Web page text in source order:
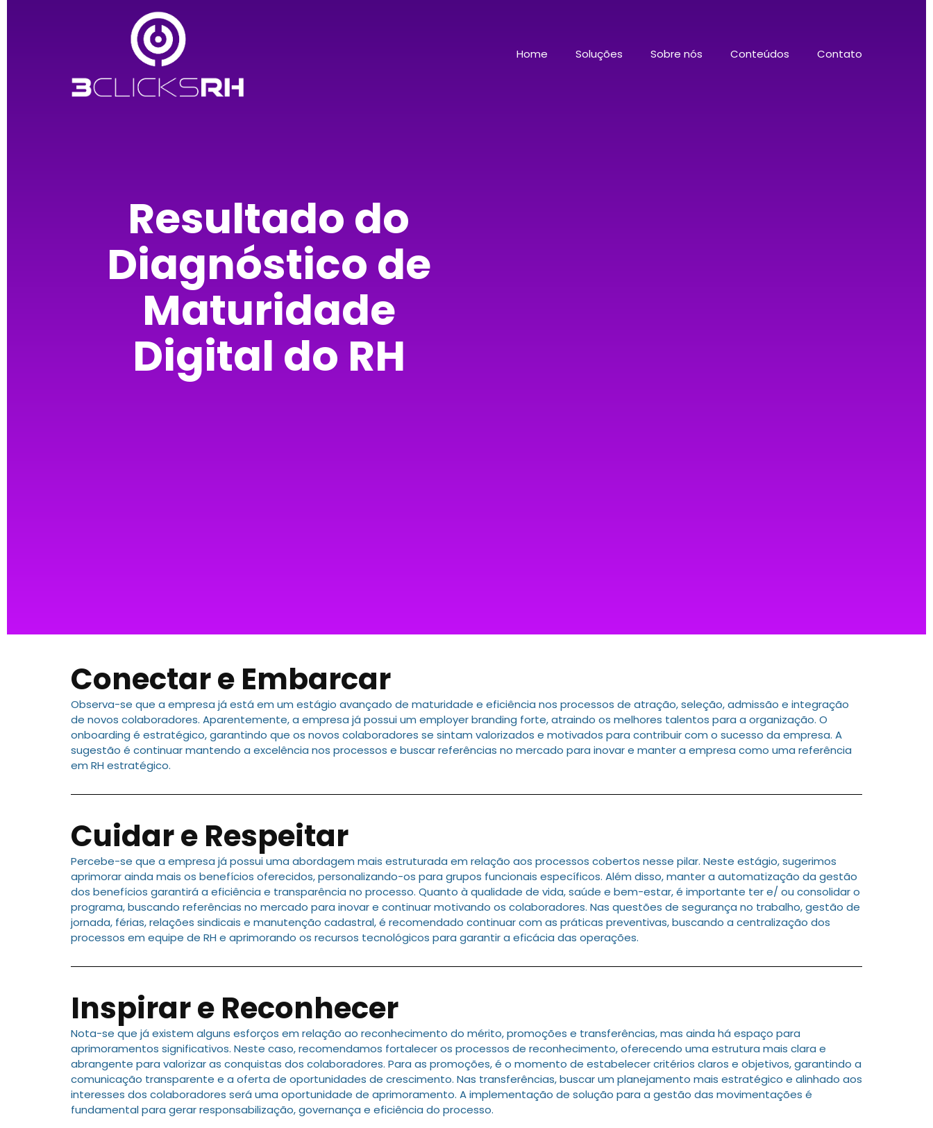
Home Soluções Sobre nós Conteúdos Contato
Resultado do
Diagnóstico de
Maturidade
Digital do RH
Conectar e Embarcar
Observa-se que a empresa já está em um estágio avançado de maturidade e eficiência nos processos de atração, seleção, admissão e integração
de novos colaboradores. Aparentemente, a empresa já possui um employer branding forte, atraindo os melhores talentos para a organização. O
onboarding é estratégico, garantindo que os novos colaboradores se sintam valorizados e motivados para contribuir com o sucesso da empresa. A
sugestão é continuar mantendo a excelência nos processos e buscar referências no mercado para inovar e manter a empresa como uma referência
em RH estratégico.
Cuidar e Respeitar
Percebe-se que a empresa já possui uma abordagem mais estruturada em relação aos processos cobertos nesse pilar. Neste estágio, sugerimos
aprimorar ainda mais os benefícios oferecidos, personalizando-os para grupos funcionais específicos. Além disso, manter a automatização da gestão
dos benefícios garantirá a eficiência e transparência no processo. Quanto à qualidade de vida, saúde e bem-estar, é importante ter e/ ou consolidar o
programa, buscando referências no mercado para inovar e continuar motivando os colaboradores. Nas questões de segurança no trabalho, gestão de
jornada, férias, relações sindicais e manutenção cadastral, é recomendado continuar com as práticas preventivas, buscando a centralização dos
processos em equipe de RH e aprimorando os recursos tecnológicos para garantir a eficácia das operações.
Inspirar e Reconhecer
Nota-se que já existem alguns esforços em relação ao reconhecimento do mérito, promoções e transferências, mas ainda há espaço para
aprimoramentos significativos. Neste caso, recomendamos fortalecer os processos de reconhecimento, oferecendo uma estrutura mais clara e
abrangente para valorizar as conquistas dos colaboradores. Para as promoções, é o momento de estabelecer critérios claros e objetivos, garantindo a
comunicação transparente e a oferta de oportunidades de crescimento. Nas transferências, buscar um planejamento mais estratégico e alinhado aos
interesses dos colaboradores será uma oportunidade de aprimoramento. A implementação de solução para a gestão das movimentações é
fundamental para gerar responsabilização, governança e eficiência do processo.